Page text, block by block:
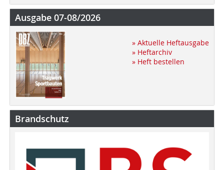
Ausgabe 07-08/2026
» Aktuelle Heftausgabe
» Heftarchiv
» Heft bestellen
Brandschutz